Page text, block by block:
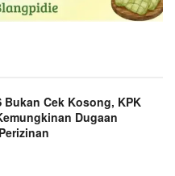
Bukan Cek Kosong, KPK
Dugaan